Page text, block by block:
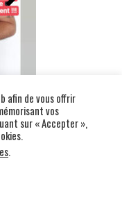
DIRECT
afin de vous offrir
vos
sur « Accepter »,
.